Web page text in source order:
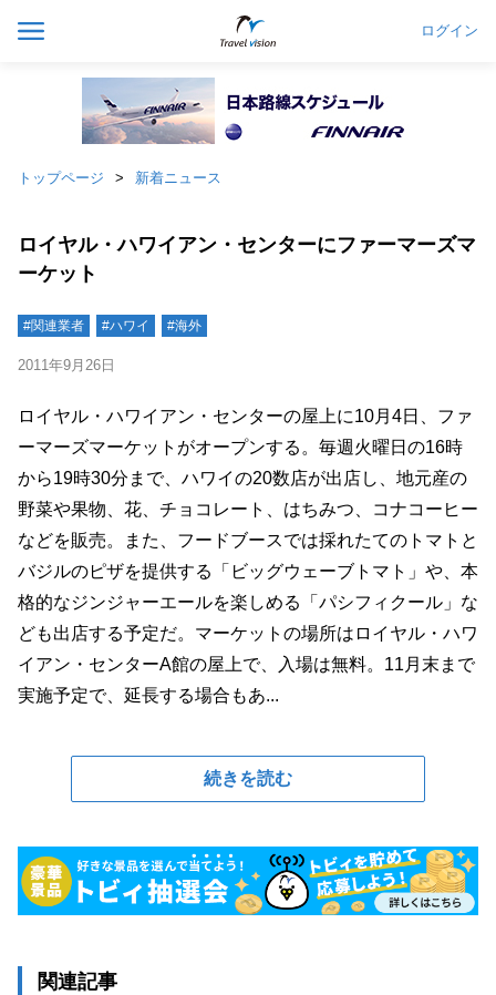
ログイン
トップページ 新着ニュース
ロイヤル・ハワイアン・センターにファーマーズマ
ーケット
#関連業者 #ハワイ #海外
2011年9月26日
ロイヤル・ハワイアン・センターの屋上に10月4日、ファ
ーマーズマーケットがオープンする。毎週火曜日の16時
から19時30分まで、ハワイの20数店が出店し、地元産の
野菜や果物、花、チョコレート、はちみつ、コナコーヒー
などを販売。また、フードブースでは採れたてのトマトと
バジルのピザを提供する「ビッグウェーブトマト」や、本
格的なジンジャーエールを楽しめる「パシフィクール」な
ども出店する予定だ。マーケットの場所はロイヤル・ハワ
イアン・センターA館の屋上で、入場は無料。11月末まで
実施予定で、延長する場合もあ...
続きを読む
関連記事